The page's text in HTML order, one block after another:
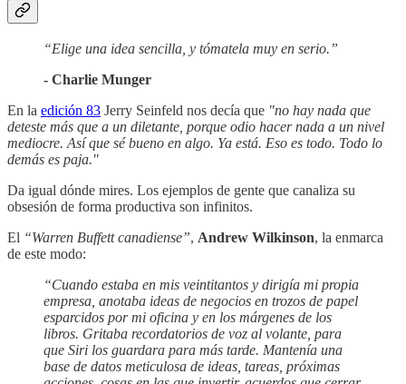
“Elige una idea sencilla, y tómatela muy en serio.”
- Charlie Munger
En la edición 83 Jerry Seinfeld nos decía que "no hay nada que
deteste más que a un diletante, porque odio hacer nada a un nivel
mediocre. Así que sé bueno en algo. Ya está. Eso es todo. Todo lo
demás es paja."
Da igual dónde mires. Los ejemplos de gente que canaliza su
obsesión de forma productiva son infinitos.
El “Warren Buffett canadiense”, Andrew Wilkinson, la enmarca
de este modo:
“Cuando estaba en mis veintitantos y dirigía mi propia
empresa, anotaba ideas de negocios en trozos de papel
esparcidos por mi oficina y en los márgenes de los
libros. Gritaba recordatorios de voz al volante, para
que Siri los guardara para más tarde. Mantenía una
base de datos meticulosa de ideas, tareas, próximas